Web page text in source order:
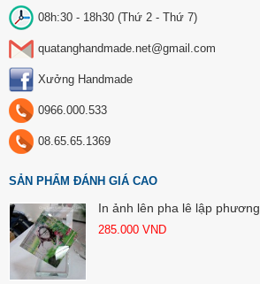
08h:30 - 18h30 (Thứ 2 - Thứ 7)
quatanghandmade.net@gmail.com
Xưởng Handmade
0966.000.533
08.65.65.1369
SẢN PHẨM ĐÁNH GIÁ CAO
In ảnh lên pha lê lập phương
285.000 VND